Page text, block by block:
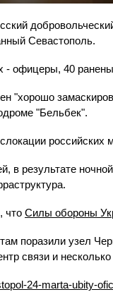
Севастополь.
- офицеры, 40
"хорошо
"Бельбек".
в результате
что Силы обороны
поразили узел
связи и
24-marta-ubity-